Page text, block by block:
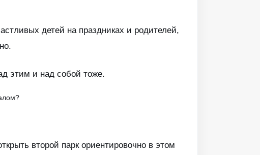
детей на праздниках и родителей,
этим и над собой тоже.
второй парк ориентировочно в этом